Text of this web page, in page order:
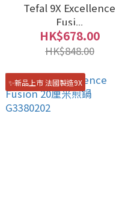
Tefal 9X Excellence
Fusi...
HK$678.00
HK$848.00
✨新品上市 法國製造9X